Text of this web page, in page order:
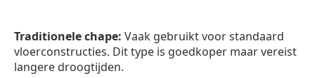
Traditionele chape: Vaak gebruikt voor standaard
vloerconstructies. Dit type is goedkoper maar vereist
langere droogtijden.